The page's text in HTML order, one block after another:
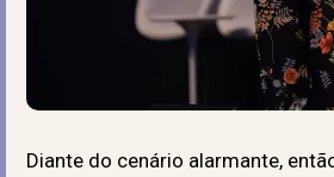
Diante do cenário alarmante,